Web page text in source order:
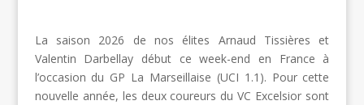
La saison 2026 de nos élites Arnaud Tissières et
Valentin Darbellay début ce week-end en France à
l’occasion du GP La Marseillaise (UCI 1.1). Pour cette
nouvelle année, les deux coureurs du VC Excelsior sont